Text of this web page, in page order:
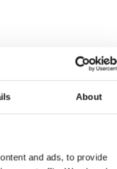
About
and ads, to provide